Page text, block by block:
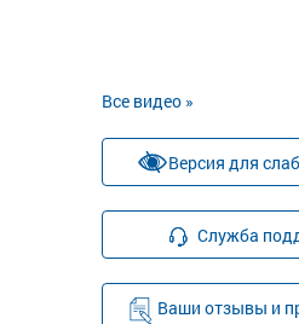
Все видео »
Версия для
Служба
Ваши отзывы и